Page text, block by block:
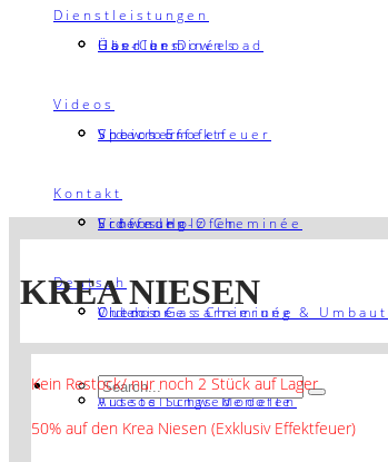
Händler Download
Gas-Cheminées
Speicher-ofen
Schweden-Ofen
Outdoor
Ausstellungs Modelle
Dienstleistungen
Über uns
Showroom
Eröffnung
Cheminée sarnierung &
Videos
Videos Effektfeuer
Videos Holz Cheminée
Videos Gas Cheminée
Videos Schwedenöfen
Kontakt
Deutsch
KREA NIESEN
Kein Restock/ nur noch 2 Stück auf Lager
50% auf den Krea Niesen (Exklusiv Effektfeuer)